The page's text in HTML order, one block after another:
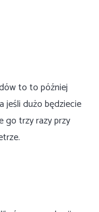
to to później
jeśli dużo będziecie
go trzy razy przy